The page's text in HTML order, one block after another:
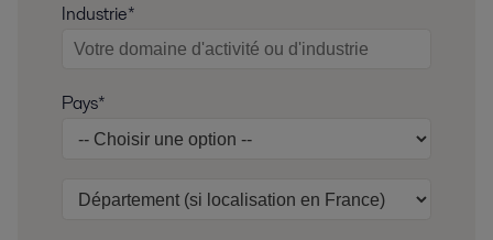
Industrie*
Pays*